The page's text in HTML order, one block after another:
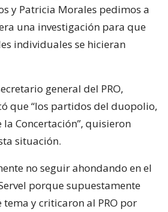
y Patricia Morales pedimos a
una investigación para que
individuales se hicieran
general del PRO,
que “los partidos del duopolio,
Concertación”, quisieron
situación.
no seguir ahondando en el
porque supuestamente
tema y criticaron al PRO por